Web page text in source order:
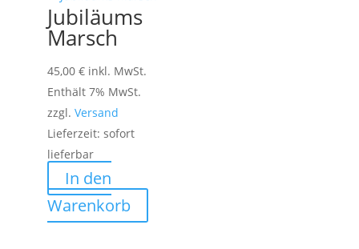
Jubiläums
Marsch
45,00 € inkl. MwSt.
Enthält 7% MwSt.
zzgl. Versand
Lieferzeit: sofort
lieferbar
In den
Warenkorb